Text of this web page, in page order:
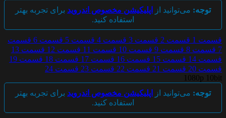
توجه: می‌توانید از اپلیکیشن مخصوص اندروید برای تجربه بهتر
استفاده کنید.
قسمت 1 قسمت 2 قسمت 3 قسمت 4 قسمت 5 قسمت 6
قسمت
7 قسمت 8 قسمت 9 قسمت 10 قسمت 11 قسمت 12
قسمت 13
قسمت 14
قسمت 15 قسمت 16 قسمت 17 قسمت 18
قسمت 19
قسمت 20
قسمت 21 قسمت 22 قسمت 23
قسمت 24
1080p 10bit
توجه: می‌توانید از اپلیکیشن مخصوص اندروید برای تجربه بهتر
استفاده کنید.